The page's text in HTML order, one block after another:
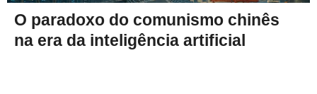
O paradoxo do comunismo chinês
na era da inteligência artificial